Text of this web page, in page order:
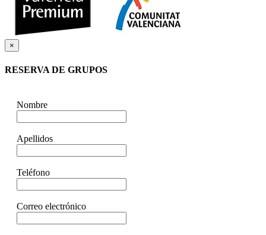
×
RESERVA DE GRUPOS
Nombre
Apellidos
Teléfono
Correo electrónico